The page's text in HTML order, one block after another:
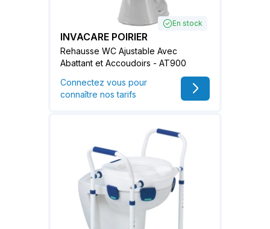
En stock
INVACARE POIRIER
Rehausse WC Ajustable Avec
Abattant et Accoudoirs - AT900
Connectez vous pour
connaître nos tarifs